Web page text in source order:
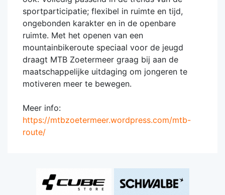
sportparticipatie; flexibel in ruimte en tijd,
ongebonden karakter en in de openbare
ruimte. Met het openen van een
mountainbikeroute speciaal voor de jeugd
draagt MTB Zoetermeer graag bij aan de
maatschappelijke uitdaging om jongeren te
motiveren meer te bewegen.
Meer info:
https://mtbzoetermeer.wordpress.com/mtb-
route/